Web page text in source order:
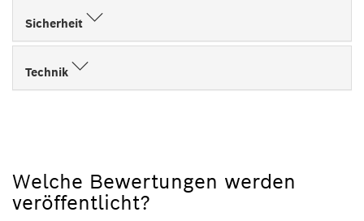
Sicherheit
Technik
Welche Bewertungen werden
veröffentlicht?